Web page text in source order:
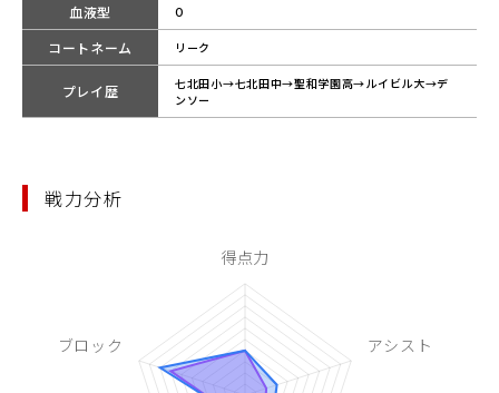
血液型 O
コートネーム リーク
プレイ歴
七北田小→七北田中→聖和学園高→ルイビル大→デ
ンソー
戦力分析